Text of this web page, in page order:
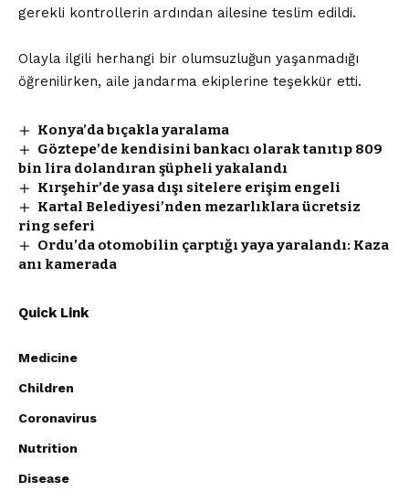
gerekli kontrollerin ardından ailesine teslim edildi.
Olayla ilgili herhangi bir olumsuzluğun yaşanmadığı
öğrenilirken, aile jandarma ekiplerine teşekkür etti.
Konya’da bıçakla yaralama
Göztepe’de kendisini bankacı olarak tanıtıp 809
bin lira dolandıran şüpheli yakalandı
Kırşehir’de yasa dışı sitelere erişim engeli
Kartal Belediyesi’nden mezarlıklara ücretsiz
ring seferi
Ordu’da otomobilin çarptığı yaya yaralandı: Kaza
anı kamerada
Quick Link
Medicine
Children
Coronavirus
Nutrition
Disease